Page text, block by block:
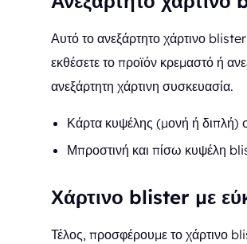
Αυτό το ανεξάρτητο χάρτινο
εκθέσετε το προϊόν κρεμαστό ή
ανεξάρτητη χάρτινη συσκευασία.
Κάρτα κυψέλης (μονή ή
Μπροστινή και πίσω κυψέλη
Χάρτινο blister με
Τέλος, προσφέρουμε το χάρτινο